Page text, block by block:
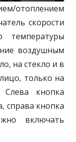
отоплением
скорости
температуры
воздушным
на стекло и в
только на
кнопка
справа кнопка
включать